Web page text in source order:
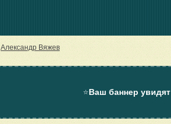
Александр Вяжев
⭐Ваш баннер